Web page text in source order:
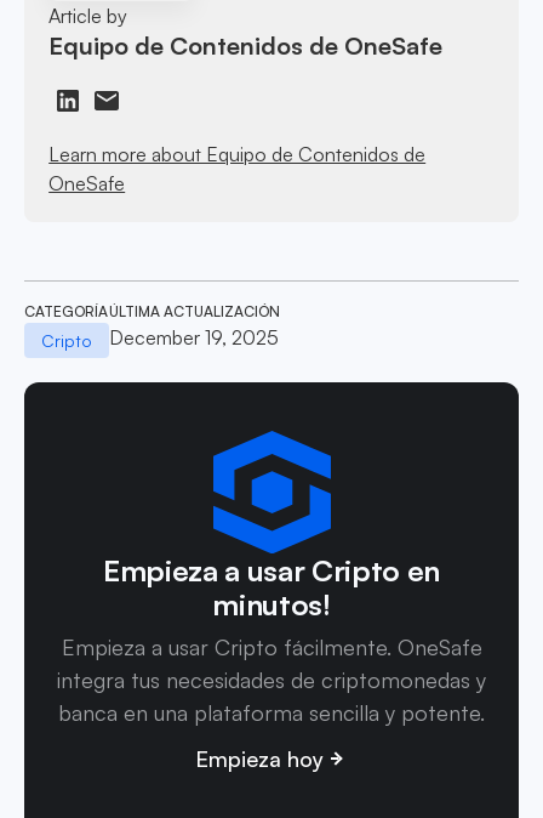
Article by
Equipo de Contenidos de OneSafe
Learn more about Equipo de Contenidos de
OneSafe
CATEGORÍA
Cripto
ÚLTIMA ACTUALIZACIÓN
December 19, 2025
Empieza a usar Cripto en
minutos!
Empieza a usar Cripto fácilmente. OneSafe
integra tus necesidades de criptomonedas y
banca en una plataforma sencilla y potente.
Empieza hoy